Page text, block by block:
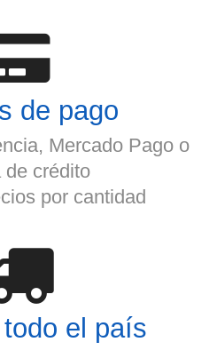
de pago
Mercado Pago o
de crédito
por cantidad
el país